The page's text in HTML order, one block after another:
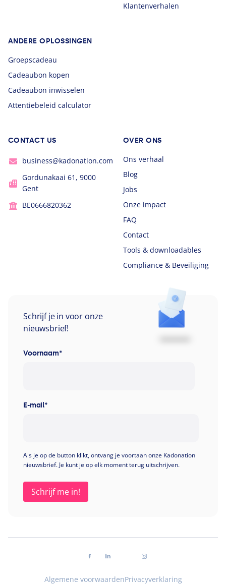
Klantenverhalen
ANDERE OPLOSSINGEN
Groepscadeau
Cadeaubon kopen
Cadeaubon inwisselen
Attentiebeleid calculator
CONTACT US
business@kadonation.com
Gordunakaai 61, 9000
Gent
BE0666820362
OVER ONS
Ons verhaal
Blog
Jobs
Onze impact
FAQ
Contact
Tools & downloadables
Compliance & Beveiliging
Schrijf je in voor onze
nieuwsbrief!
Voornaam*
E-mail*
Als je op de button klikt, ontvang je voortaan onze Kadonation
nieuwsbrief. Je kunt je op elk moment terug uitschrijven.
Algemene voorwaardenPrivacyverklaring
Volg ons op facebook
Volg ons op linkedin
Volg ons op youtube
Volg ons op